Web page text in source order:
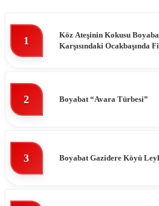
1
Köz Ateşinin Kokusu
Karşısındaki Ocakbaşında
2 Boyabat “Avara Türbesi”
3 Boyabat Gazidere Köyü